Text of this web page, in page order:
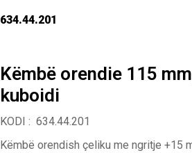
634.44.201
Këmbë orendie 115
kuboidi
KODI : 634.44.201
Këmbë orendish çeliku me ngritje +15